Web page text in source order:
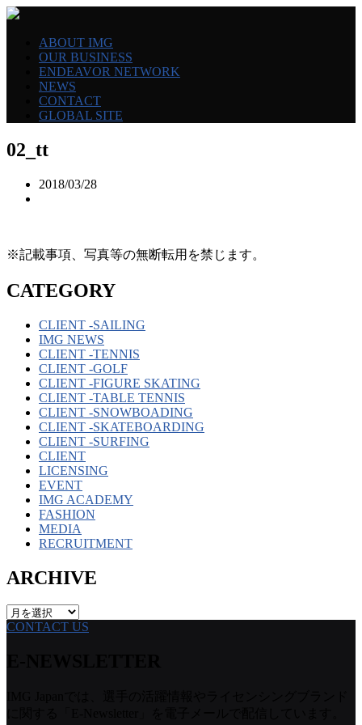
ABOUT IMG
OUR BUSINESS
ENDEAVOR NETWORK
NEWS
CONTACT
GLOBAL SITE
02_tt
2018/03/28
※記載事項、写真等の無断転用を禁じます。
CATEGORY
CLIENT -SAILING
IMG NEWS
CLIENT -TENNIS
CLIENT -GOLF
CLIENT -FIGURE SKATING
CLIENT -TABLE TENNIS
CLIENT -SNOWBOADING
CLIENT -SKATEBOARDING
CLIENT -SURFING
CLIENT
LICENSING
EVENT
IMG ACADEMY
FASHION
MEDIA
RECRUITMENT
ARCHIVE
ARCHIVE
CONTACT US